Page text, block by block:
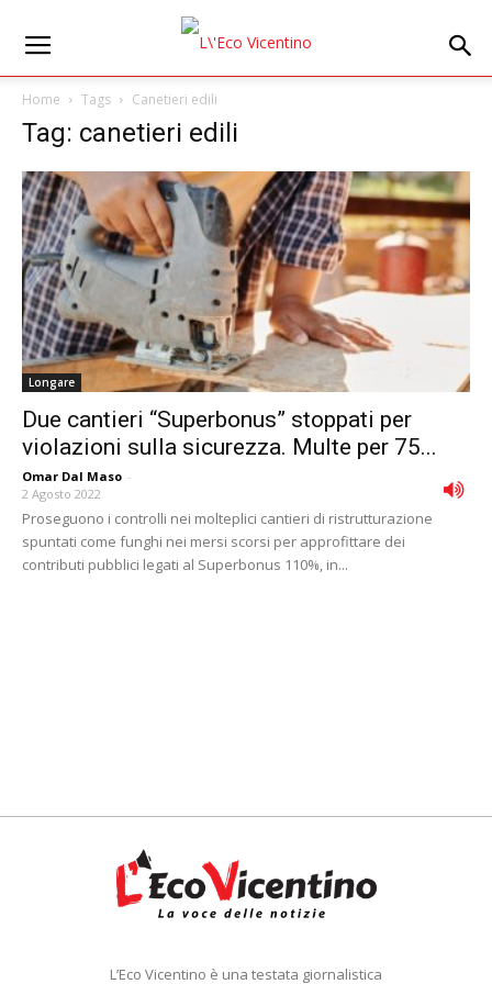
Home Tags Canetieri edili
Tag: canetieri edili
Longare
Due cantieri “Superbonus” stoppati per
violazioni sulla sicurezza. Multe per 75...
Omar Dal Maso -
2 Agosto 2022
Proseguono i controlli nei molteplici cantieri di ristrutturazione
spuntati come funghi nei mersi scorsi per approfittare dei
contributi pubblici legati al Superbonus 110%, in...
L’Eco Vicentino è una testata giornalistica